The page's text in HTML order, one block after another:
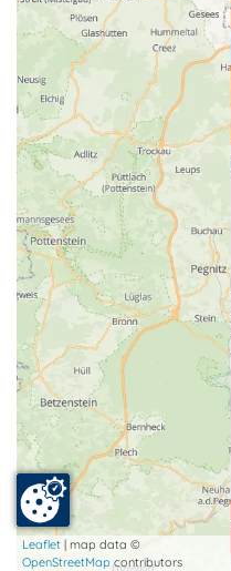
Restaurant in der
Restaurant
Gotthun
Im Restaurant werden
Fleischgerichte nach
serviert. Die Pension ist
zum
Leaflet | map data ©
OpenStreetMap contributors